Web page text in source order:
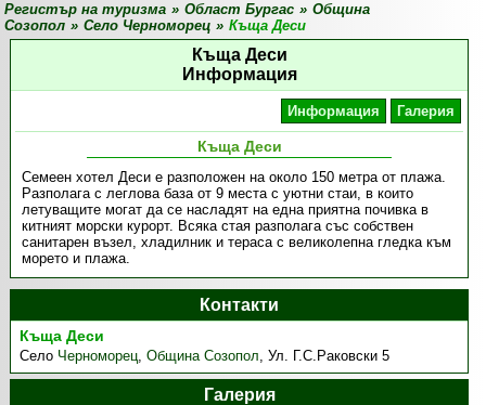
Регистър на туризма » Област Бургас » Община
Созопол » Село Черноморец » Къща Деси
Къща Деси
Информация
Информация Галерия
Къща Деси
Семеен хотел Деси е разположен на около 150 метра от плажа.
Разполага с леглова база от 9 места с уютни стаи, в които
летуващите могат да се насладят на една приятна почивка в
китният морски курорт. Всяка стая разполага със собствен
санитарен възел, хладилник и тераса с великолепна гледка към
морето и плажа.
Контакти
Къща Деси
Село Черноморец,Община Созопол,Ул. Г.С.Раковски 5
Галерия